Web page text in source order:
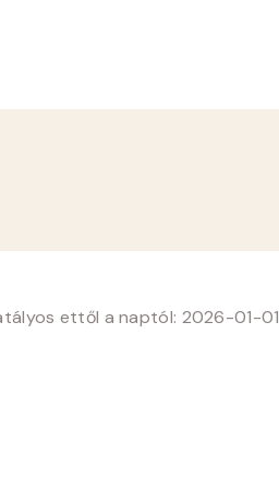
ettől a naptól: 2026-01-01